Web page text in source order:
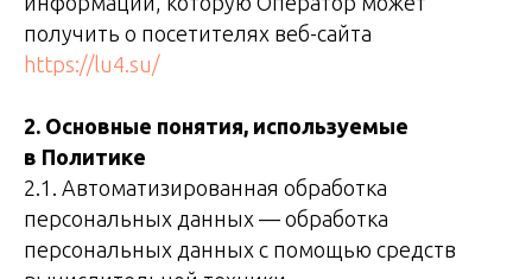
получить о посетителях веб-сайта
https://lu4.su/
2. Основные понятия, используемые
в Политике
2.1. Автоматизированная обработка
персональных данных — обработка
персональных данных с помощью средств